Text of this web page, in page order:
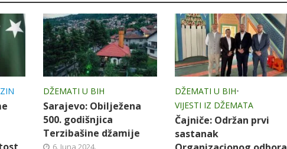
DŽEMATI U BIH
Sarajevo: Obilježena
500. godišnjica
Terzibašine džamije
6. Juna 2024.
DŽEMATI U BIH•
VIJESTI IZ DŽEMATA
Čajniče: Održan prvi
sastanak